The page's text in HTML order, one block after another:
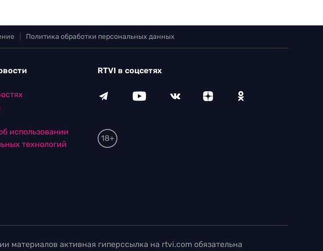
Политика обработки персональных данных
использовании
технологий
RTVI в соцсетях
18+
активная гиперссылка на rtvi.com обязательна